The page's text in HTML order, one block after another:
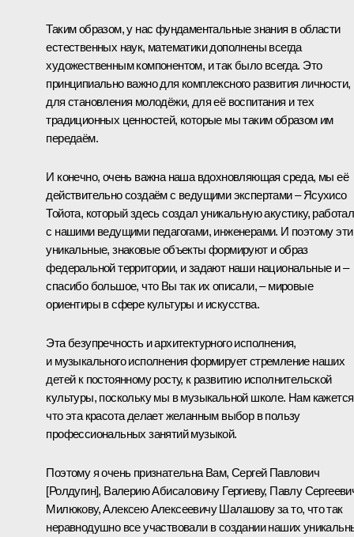
Таким образом, у нас фундаментальные знания в области
естественных наук, математики дополнены всегда
художественным компонентом, и так было всегда. Это
принципиально важно для комплексного развития личности,
для становления молодёжи, для её воспитания и тех
традиционных ценностей, которые мы таким образом им
передаём.
И конечно, очень важна наша вдохновляющая среда, мы её
действительно создаём с ведущими экспертами – Ясухисо
Тойота, который здесь создал уникальную акустику, работал
с нашими ведущими педагогами, инженерами. И поэтому эти
уникальные, знаковые объекты формируют и образ
федеральной территории, и задают наши национальные и –
спасибо большое, что Вы так их описали, – мировые
ориентиры в сфере культуры и искусства.
Эта безупречность и архитектурного исполнения,
и музыкального исполнения формирует стремление наших
детей к постоянному росту, к развитию исполнительской
культуры, поскольку мы в музыкальной школе. Нам
что эта красота делает желанным выбор в пользу
профессиональных занятий музыкой.
Поэтому я очень признательна Вам, Сергей Павлович
[Ролдугин], Валерию Абисаловичу Гергиеву, Павлу
Милюкову, Алексею Алексеевичу Шалашову за то, что так
неравнодушно все участвовали в создании наших